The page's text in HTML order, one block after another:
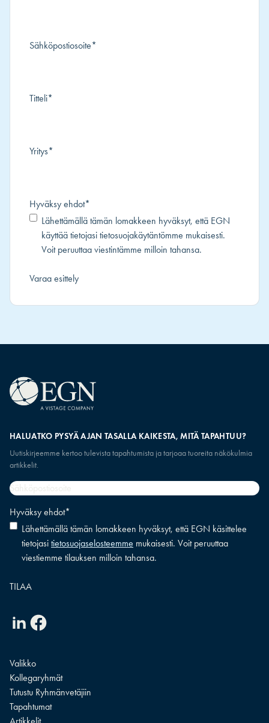
Sähköpostiosoite*
Titteli*
Yritys*
Hyväksy ehdot*
Lähettämällä tämän lomakkeen hyväksyt, että EGN
käyttää tietojasi tietosuojakäytäntömme mukaisesti.
Voit peruuttaa viestintämme milloin tahansa.
HALUATKO PYSYÄ AJAN TASALLA KAIKESTA, MITÄ TAPAHTUU?
Uutiskirjeemme kertoo tulevista tapahtumista ja tarjoaa tuoreita näkökulmia
artikkelit.
Sähköpostiosoite
Hyväksy ehdot*
Lähettämällä tämän lomakkeen hyväksyt, että EGN käsittelee
tietojasi tietosuojaselosteemme mukaisesti. Voit peruuttaa
viestiemme tilauksen milloin tahansa.
LinkedinFacebook
Valikko
Kollegaryhmät
Tutustu Ryhmänvetäjiin
Tapahtumat